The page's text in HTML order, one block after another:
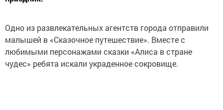
Одно из развлекательных агентств города отправили
малышей в «Сказочное путешествие». Вместе с
любимыми персонажами сказки «Алиса в стране
чудес» ребята искали украденное сокровище.